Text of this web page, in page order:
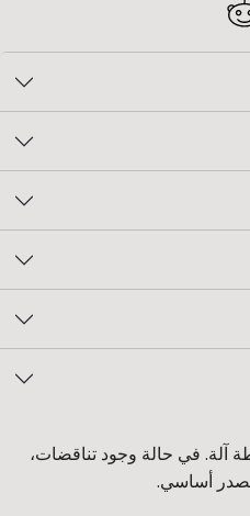
آلة. في حالة وجود تناقضات،
أساسي.